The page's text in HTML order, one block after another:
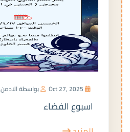
بواسطة الادمن
اسبوع الفضاء